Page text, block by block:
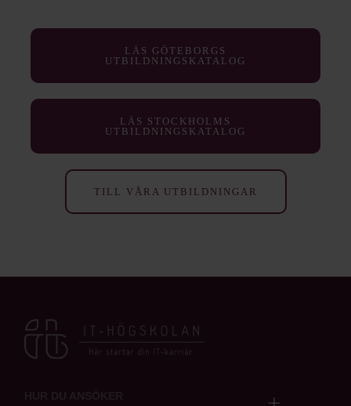
LÄS GÖTEBORGS
UTBILDNINGSKATALOG
LÄS STOCKHOLMS
UTBILDNINGSKATALOG
TILL VÅRA UTBILDNINGAR